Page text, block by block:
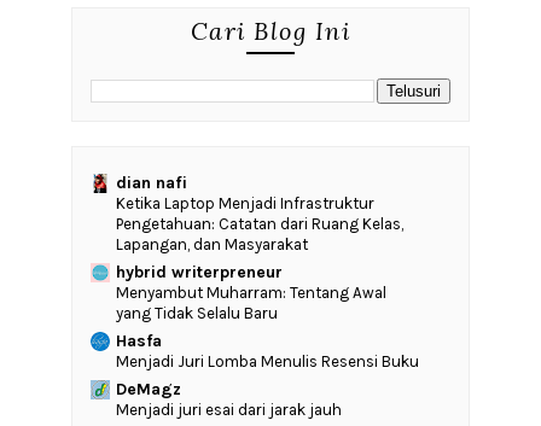
Cari Blog Ini
dian nafi
Ketika Laptop Menjadi Infrastruktur
Pengetahuan: Catatan dari Ruang Kelas,
Lapangan, dan Masyarakat
hybrid writerpreneur
Menyambut Muharram: Tentang Awal
yang Tidak Selalu Baru
Hasfa
Menjadi Juri Lomba Menulis Resensi Buku
DeMagz
Menjadi juri esai dari jarak jauh